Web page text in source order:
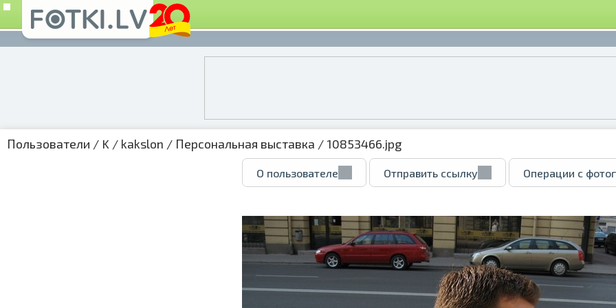
Пользователи / K / kakslon / Персональная выставка / 10853466.jpg
О пользователе Отправить ссылку Операции с